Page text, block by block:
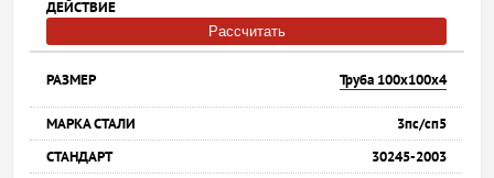
Рассчитать
Труба 100х100х4
3пс/сп5
30245-2003